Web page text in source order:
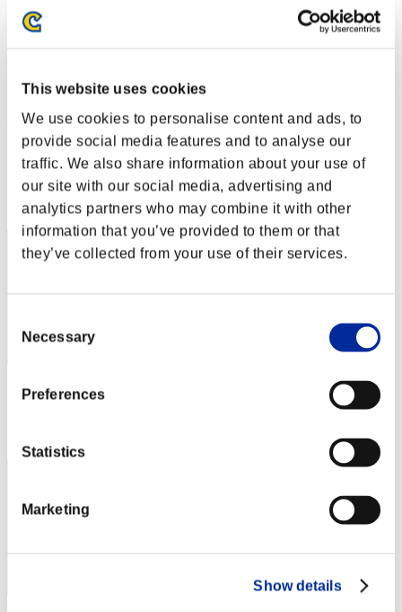
This website uses cookies
We use cookies to personalise content and ads, to
provide social media features and to analyse our
traffic. We also share information about your use of
our site with our social media, advertising and
analytics partners who may combine it with other
information that you’ve provided to them or that
they’ve collected from your use of their services.
Selection
Necessary
Preferences
Statistics
Marketing
Show details
Sfida limitata per livello N. 117
07.06.2016 15:00 (JST) - 13.06.2016 15:00 (JST)
Vai all'evento
Co-op
(Le classifiche sono aggiornate ogni 6 ore)
Classifiche
Posizione
1
Punteggio: -